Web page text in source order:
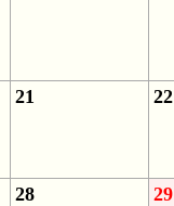
21 22
28 29